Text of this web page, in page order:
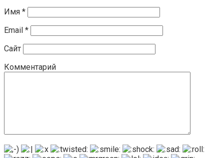
Имя *
Email *
Сайт
Комментарий